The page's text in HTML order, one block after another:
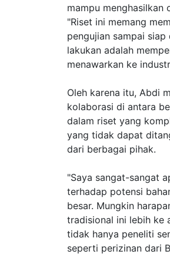
mampu menghasilkan
"Riset ini memang
pengujian sampai
lakukan adalah
menawarkan ke
Oleh karena itu, Abdi
kolaborasi di antara
dalam riset yang
yang tidak dapat
dari berbagai pihak.
"Saya sangat-sangat
terhadap potensi
besar. Mungkin
tradisional ini lebih ke
tidak hanya peneliti
seperti perizinan dari